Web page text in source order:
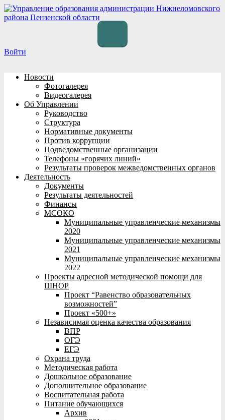
Перейти
к
Войти
Новости
Фотогалерея
Видеогалерея
Об Управлении
Руководство
Структура
Нормативные документы
Против коррупции
Подведомственные организации
Телефоны «горячих линий»
Результаты проверок межведомственных органов
Деятельность
Документы
Результаты деятельностей
Финансы
МСОКО
Муниципальные управленческие механизмы
2020
Муниципальные управленческие механизмы
2021
Муниципальные управленческие механизмы
2022
Проекты адресной методической помощи для
ШНОР
Проект “Равенство образовательных
возможностей”
Проект «500+»
Независимая оценка качества образования
ВПР
ОГЭ
ЕГЭ
Охрана труда
Методическая работа
Дошкольное образование
Дополнительное образование
Воспитательная работа
Питание обучающихся
Архив